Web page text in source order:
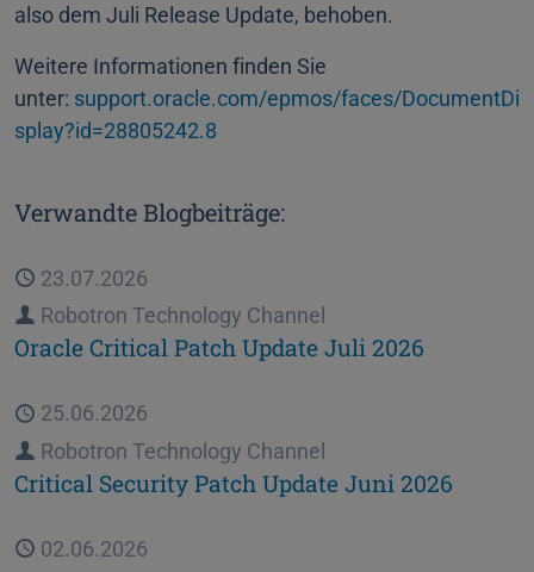
also dem Juli Release Update, behoben.
Weitere Informationen finden Sie
unter: support.oracle.com/epmos/faces/DocumentDi
splay?id=28805242.8
Verwandte Blogbeiträge:
Veröffentlicht
23.07.2026
Autor
Robotron Technology Channel
Oracle Critical Patch Update Juli 2026
Veröffentlicht
25.06.2026
Autor
Robotron Technology Channel
Critical Security Patch Update Juni 2026
Veröffentlicht
02.06.2026